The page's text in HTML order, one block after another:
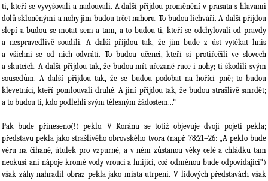
ti, kteří se vyvyšovali a nadouvali. A další přijdou proměnění v prasata s hlavami
dolů skloněnými a nohy jim budou trčet nahoru. To budou lichváři. A další přijdou
slepí a budou se motat sem a tam, a to budou ti, kteří se odchylovali od pravdy
a nespravedlivě soudili. A další přijdou tak, že jim bude z úst vytékat hnis
a všichni se od nich odvrátí. To budou učenci, kteří si protiřečili ve slovech
a skutcích. A další přijdou tak, že budou mít uřezané ruce i nohy; ti škodili svým
sousedům. A další přijdou tak, že se budou podobat na hořící pně; to budou
klevetníci, kteří pomlouvali druhé. A jiní přijdou tak, že budou strašlivě smrdět;
a to budou ti, kdo podlehli svým tělesným žádostem...“
Pak bude přineseno(!) peklo. V Koránu se totiž objevuje dvojí pojetí pekla;
představu pekla jako strašlivého obrovského tvora (např. 78:21–26: „A peklo bude
věru na číhané, útulek pro vzpurné, a v něm zůstanou věky celé a chládku tam
neokusí ani nápoje kromě vody vroucí a hnijící, což odměnou bude odpovídající“)
však záhy nahradil obraz pekla jako místa utrpení. V lidových představách však